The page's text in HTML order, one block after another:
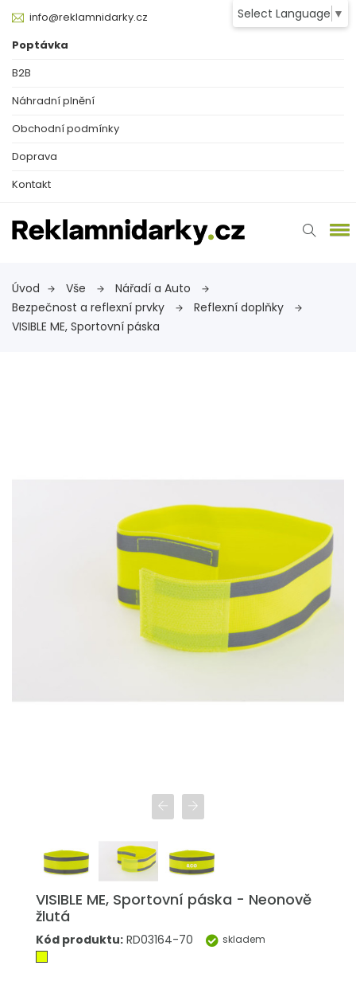
Select Language ▼
info@reklamnidarky.cz
Poptávka
B2B
Náhradní plnění
Obchodní podmínky
Doprava
Kontakt
Úvod Vše
Nářadí a Auto
Bezpečnost a reflexní prvky
Reflexní doplňky
VISIBLE ME, Sportovní páska
VISIBLE ME, Sportovní páska - Neonově
žlutá
Kód produktu: RD03164-70 skladem